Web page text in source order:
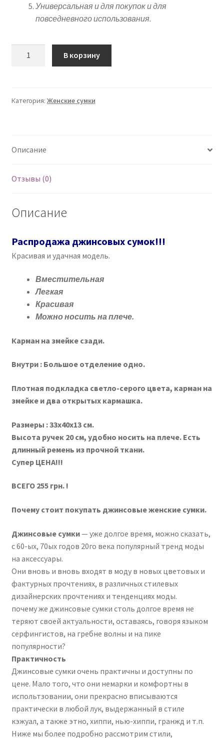
Универсальная и для покупок и для
повседневного использования.
сумки
В корзину
Категория: Женские сумки
Описание
Отзывы (0)
Описание
Распродажа джинсовых сумок!!!
Красивая и удачная модель.
Вместительная
Легкая
Красивая
Можно носить на плече.
Карман на змейке сзади.
Внутри : Большое отделение одно.
Плотная подкладка светло-серого цвета, карман на
змейке и два открытых кармашка.
Размеры : 33х40х13 см.
Высота ручек 20 см, удобно носить на плече. Есть
длинный ремень из прочной ткани.
Супер ЦЕНА!!!
ВСЕГО 255 грн. !
Почему стоит покупать джинсовые женские сумки.
Джинсовые сумки— уже долгое время, можно сказать,
с 60-ых, 70ых годов 20го века популярный тренд моды
на аксессуары.
Они вновь и вновь входят в моду в новых цветовых и
фактурных прочтениях, в различных стилевых
дизайнерских прочтениях и тенденциях моды.
почему же джинсовые сумки столь долгое время не
теряют своей актуальности, оставаясь, говоря языком
серфингистов, на гребне волны и на пике
популярности?
Практичность
Джинсовые сумки очень практичны и доступны по
цене. Мало того, что они немарки и комфортны в
испольтзовании, они прекрасно вписываются
практически в любой лук, выдержанный в стиле
кэжуал, а также этно, хиппи, нью-хиппи, гранжд и т.п.
Ниже мы более подробно рассмотрим стили,